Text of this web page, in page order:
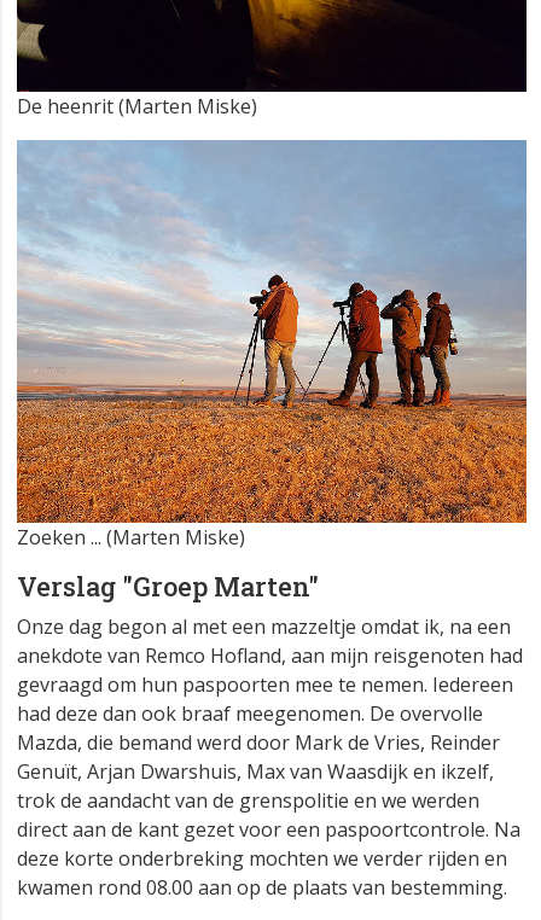
De heenrit (Marten Miske)
Zoeken ... (Marten Miske)
Verslag "Groep Marten"
Onze dag begon al met een mazzeltje omdat ik, na een
anekdote van Remco Hofland, aan mijn reisgenoten had
gevraagd om hun paspoorten mee te nemen. Iedereen
had deze dan ook braaf meegenomen. De overvolle
Mazda, die bemand werd door Mark de Vries, Reinder
Genuït, Arjan Dwarshuis, Max van Waasdijk en ikzelf,
trok de aandacht van de grenspolitie en we werden
direct aan de kant gezet voor een paspoortcontrole. Na
deze korte onderbreking mochten we verder rijden en
kwamen rond 08.00 aan op de plaats van bestemming.